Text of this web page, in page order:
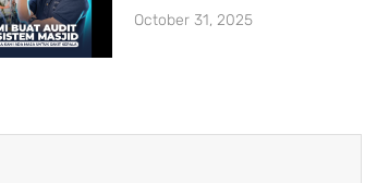
October 31, 2025